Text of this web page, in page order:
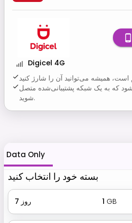
Digicel 4G
که به یک شبکه پشتیبانی‌شده متصل
شوید.
Data Only
بسته خود را انتخاب کنید
7 روز 1 GB